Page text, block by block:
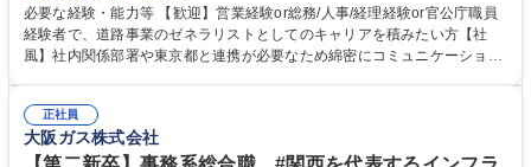
制度やキャリア支援が充実しております！ ※下記業務詳細 【業務詳細】■
管理部門：広報、人事、経理など当公社の運営に係る管理業務 ■収益部
門：駐車場の新規開拓、管理運営、新宿駅西口広場の「イベントコーナ
道路施設や道路工事現場の見学ツアー事業 ※入社後は上記いずれかの部門
へ配属。※業務内容変更の範囲：会社の定める業務 募集職種 【都庁グル
ープ】総合職（事務）◇残業月平均9時間未満／有給年平均16日取得
必要な経験・能力等 【歓迎】営業経験or総務/人事/経理経験or官公庁職員
経験者で、道路事業のゼネラリストとしてのキャリアを積みたい方【社
風】社内関係部署や東京都と連携が必要なため綿密にコミュニケーション
部門など多岐に渡る業務を経験できます。 ■様々なプロジェクト：駐車場
事業の他、新宿駅西口広場内に設置された照明を兼ねた広告「ブライトサ
イン」の管理運営を行うなど、事業収益を生み出す活動を積極的に行って
正社員
大阪ガス株式会社